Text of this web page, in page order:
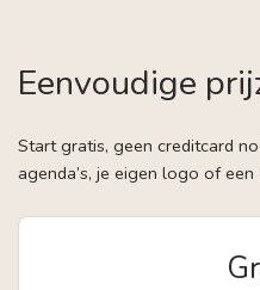
Eenvoudige
Start gratis, geen creditcard
agenda’s, je eigen logo of